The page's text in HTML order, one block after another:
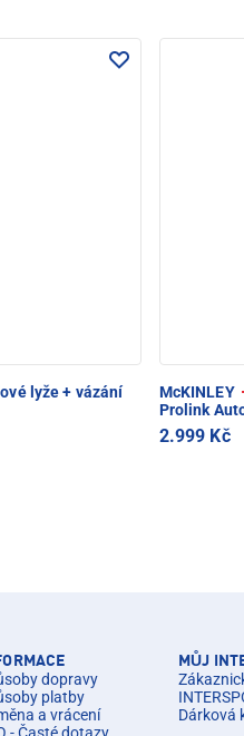
lyže + vázání
McKINLEY ·
Prolink
2.999 Kč
dopravy
platby
a vrácení
MŮJ
Dárková